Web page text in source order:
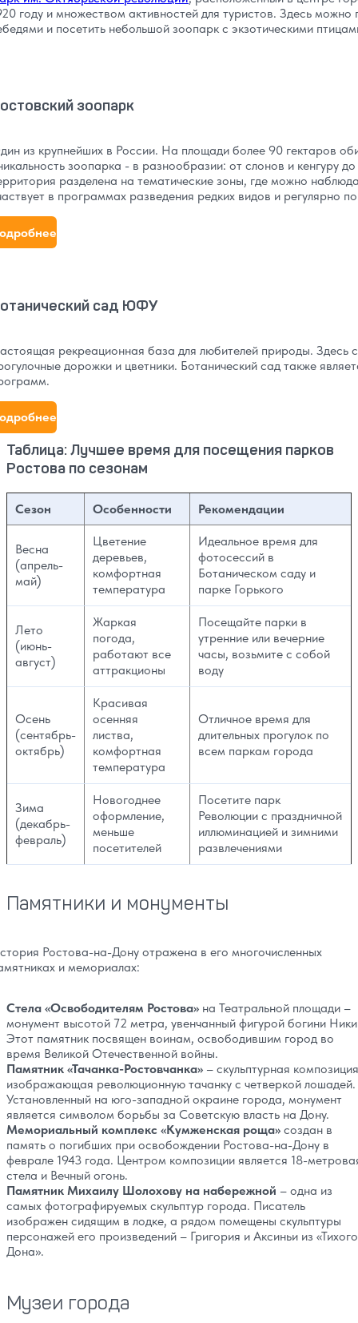
году и множеством активностей для туристов. Здесь
и посетить небольшой зоопарк с экзотическими
зоопарк
из крупнейших в России. На площади более 90 гектаров
зоопарка - в разнообразии: от слонов и кенгуру
разделена на тематические зоны, где можно
в программах разведения редких видов и регулярно
сад ЮФУ
рекреационная база для любителей природы. Здесь
дорожки и цветники. Ботанический сад также
Таблица: Лучшее время для посещения парков
Ростова по сезонам
Сезон Особенности Рекомендации
Весна
(апрель-
май)
Цветение
деревьев,
комфортная
температура
Идеальное время для
фотосессий в
Ботаническом саду и
парке Горького
Лето
(июнь-
август)
Жаркая
погода,
работают все
аттракционы
Посещайте парки в
утренние или вечерние
часы, возьмите с собой
воду
Осень
(сентябрь-
октябрь)
Красивая
осенняя
листва,
комфортная
температура
Отличное время для
длительных прогулок по
всем паркам города
Зима
(декабрь-
февраль)
Новогоднее
оформление,
меньше
посетителей
Посетите парк
Революции с праздничной
иллюминацией и зимними
развлечениями
Памятники и монументы
Ростова-на-Дону отражена в его многочисленных
и мемориалах:
Стела «Освободителям Ростова» на Театральной площади –
монумент высотой 72 метра, увенчанный фигурой богини
Этот памятник посвящен воинам, освободившим город во
время Великой Отечественной войны.
Памятник «Тачанка-Ростовчанка» – скульптурная
изображающая революционную тачанку с четверкой лошадей.
Установленный на юго-западной окраине города, монумент
является символом борьбы за Советскую власть на Дону.
Мемориальный комплекс «Кумженская роща» создан в
память о погибших при освобождении Ростова-на-Дону в
феврале 1943 года. Центром композиции является 18-
стела и Вечный огонь.
Памятник Михаилу Шолохову на набережной – одна из
самых фотографируемых скульптур города. Писатель
изображен сидящим в лодке, а рядом помещены скульптуры
персонажей его произведений – Григория и Аксиньи из «Тихого
Дона».
Музеи города